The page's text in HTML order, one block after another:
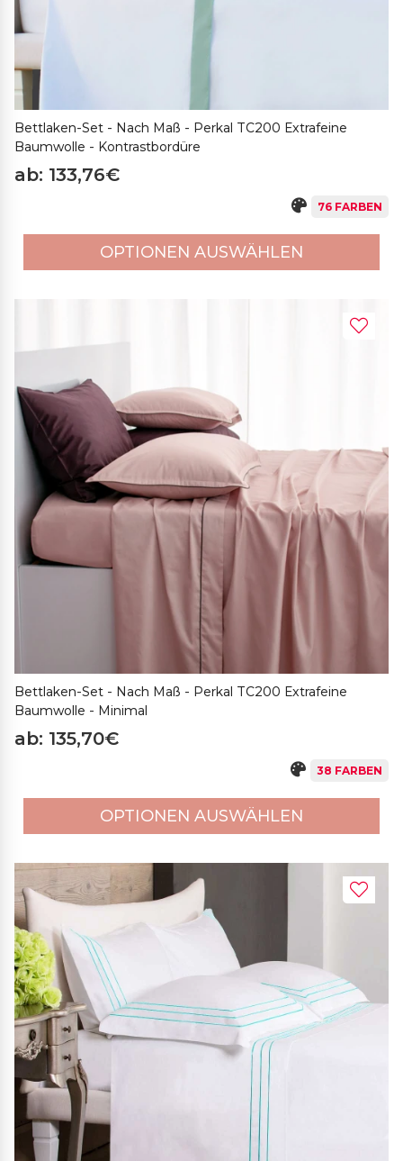
Bettlaken-Set - Nach Maß - Perkal TC200 Extrafeine
Baumwolle - Kontrastbordüre
ab: 133,76€
76 FARBEN
OPTIONEN AUSWÄHLEN
Bettlaken-Set - Nach Maß - Perkal TC200 Extrafeine
Baumwolle - Minimal
ab: 135,70€
38 FARBEN
OPTIONEN AUSWÄHLEN